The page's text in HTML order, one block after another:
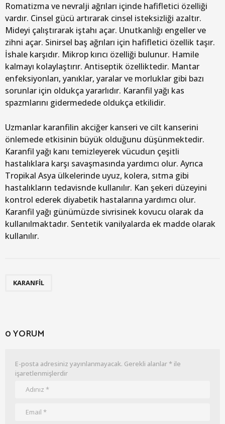
Romatizma ve nevralji ağrıları içinde hafifletici özelliği
vardır. Cinsel gücü artırarak cinsel isteksizliği azaltır.
Mideyi çalıştırarak iştahı açar. Unutkanlığı engeller ve
zihni açar. Sinirsel baş ağrıları için hafifletici özellik taşır.
İshale karşıdır. Mikrop kırıcı özelliği bulunur. Hamile
kalmayı kolaylaştırır. Antiseptik özelliktedir. Mantar
enfeksiyonları, yanıklar, yaralar ve morluklar gibi bazı
sorunlar için oldukça yararlıdır. Karanfil yağı kas
spazmlarını gidermedede oldukça etkilidir.
Uzmanlar karanfilin akciğer kanseri ve cilt kanserini
önlemede etkisinin büyük olduğunu düşünmektedir.
Karanfil yağı kanı temizleyerek vücudun çeşitli
hastalıklara karşı savaşmasında yardımcı olur. Ayrıca
Tropikal Asya ülkelerinde uyuz, kolera, sıtma gibi
hastalıkların tedavisnde kullanılır. Kan şekeri düzeyini
kontrol ederek diyabetik hastalarına yardımcı olur.
Karanfil yağı günümüzde sivrisinek kovucu olarak da
kullanılmaktadır. Sentetik vanilyalarda ek madde olarak
kullanılır.
KARANFIL
0 YORUM
E-posta adresiniz yayınlanmayacak. Gerekli alanlar* ile
işaretlenmişlerdir